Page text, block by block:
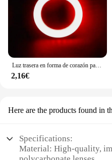
Luz trasera en forma de corazón para bicicleta de montaña, lámpara recargable por USB, resistente al agua, 5 modos de ciclismo nocturno, gran oferta
2,16€
Here are the products found in
Specifications:
Material: High-quality,